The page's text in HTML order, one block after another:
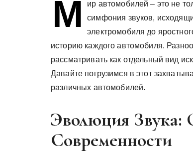
М
ир автомобилей – это не
симфония звуков,
электромобиля до
историю каждого автомобиля.
рассматривать как отдельный вид
Давайте погрузимся в этот
различных автомобилей.
Эволюция Звука:
Современности